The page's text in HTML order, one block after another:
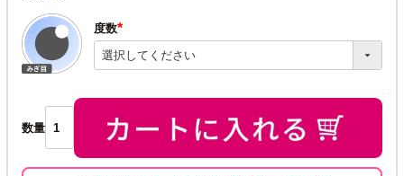
度数
(必
須)
数量